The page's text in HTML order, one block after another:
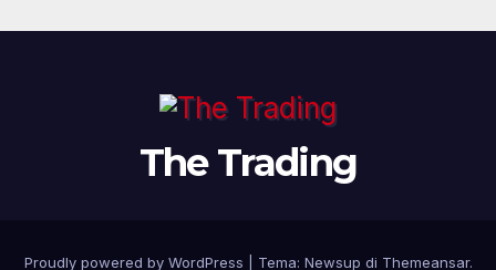
The Trading
Proudly powered by WordPress Tema: Newsup di Themeansar.